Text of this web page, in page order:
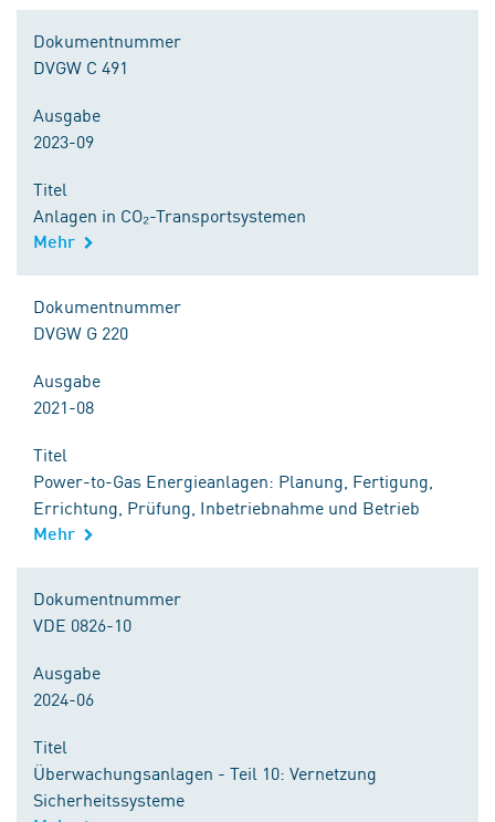
Dokumentnummer
DVGW C 491
Ausgabe
2023-09
Titel
Anlagen in CO₂-Transportsystemen
Mehr
Dokumentnummer
DVGW G 220
Ausgabe
2021-08
Titel
Power-to-Gas Energieanlagen: Planung, Fertigung,
Errichtung, Prüfung, Inbetriebnahme und Betrieb
Mehr
Dokumentnummer
VDE 0826-10
Ausgabe
2024-06
Titel
Überwachungsanlagen - Teil 10: Vernetzung
Sicherheitssysteme